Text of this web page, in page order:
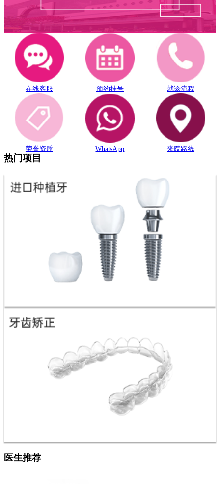
在线客服 预约挂号 就诊流程
荣誉资质 WhatsApp 来院路线
热门项目
医生推荐